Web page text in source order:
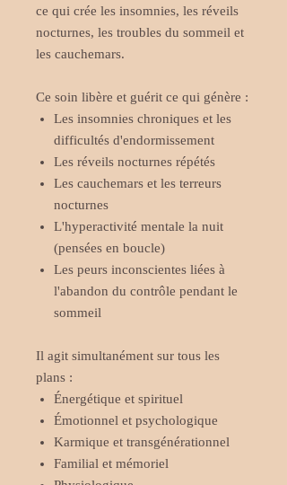
ce qui crée les insomnies, les réveils
nocturnes, les troubles du sommeil et
les cauchemars.
Ce soin libère et guérit ce qui génère :
Les insomnies chroniques et les
difficultés d'endormissement
Les réveils nocturnes répétés
Les cauchemars et les terreurs
nocturnes
L'hyperactivité mentale la nuit
(pensées en boucle)
Les peurs inconscientes liées à
l'abandon du contrôle pendant le
sommeil
Il agit simultanément sur tous les
plans :
Énergétique et spirituel
Émotionnel et psychologique
Karmique et transgénérationnel
Familial et mémoriel